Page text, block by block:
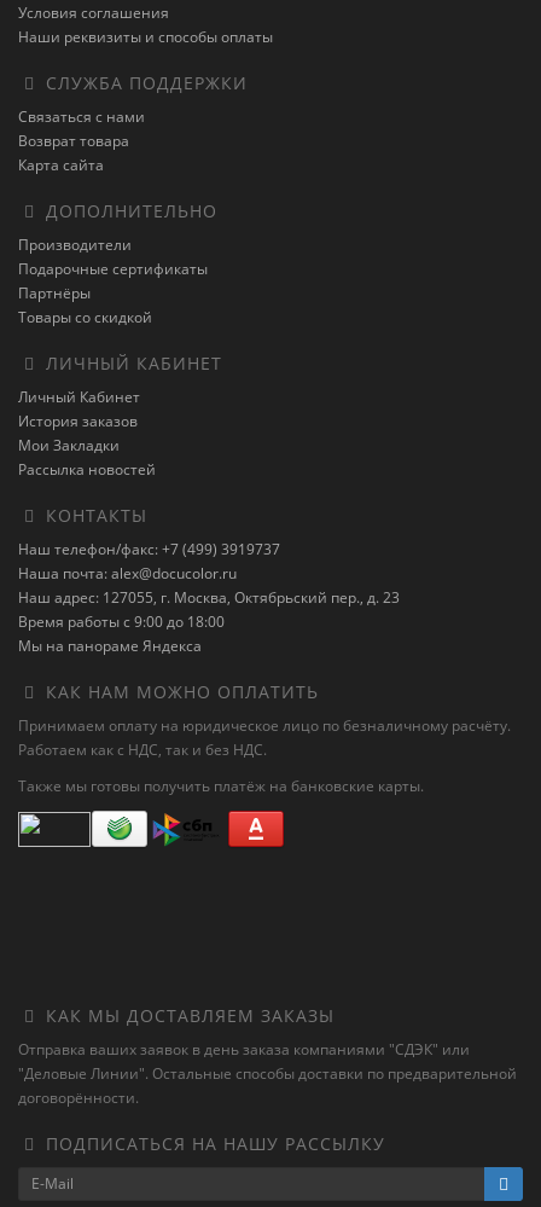
Условия соглашения
Наши реквизиты и способы оплаты
СЛУЖБА ПОДДЕРЖКИ
Связаться с нами
Возврат товара
Карта сайта
ДОПОЛНИТЕЛЬНО
Производители
Подарочные сертификаты
Партнёры
Товары со скидкой
ЛИЧНЫЙ КАБИНЕТ
Личный Кабинет
История заказов
Мои Закладки
Рассылка новостей
КОНТАКТЫ
Наш телефон/факс: +7 (499) 3919737
Наша почта: alex@docucolor.ru
Наш адрес: 127055, г. Москва, Октябрьский пер., д. 23
Время работы с 9:00 до 18:00
Мы на панораме Яндекса
КАК НАМ МОЖНО ОПЛАТИТЬ
Принимаем оплату на юридическое лицо по безналичному расчёту.
Работаем как с НДС, так и без НДС.
Также мы готовы получить платёж на банковские карты.
КАК МЫ ДОСТАВЛЯЕМ ЗАКАЗЫ
Отправка ваших заявок в день заказа компаниями "СДЭК" или
"Деловые Линии". Остальные способы доставки по предварительной
договорённости.
ПОДПИСАТЬСЯ НА НАШУ РАССЫЛКУ